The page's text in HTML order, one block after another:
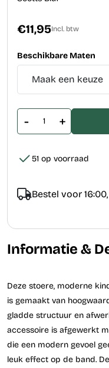
€11,95Incl. btw
Beschikbare Maten
- +
51 op voorraad
Bestel voor
Informatie &
Deze stoere, moderne
is gemaakt van
gladde structuur en
accessoire is afgewerkt
die een modern gevoel
leuk effect op de band.